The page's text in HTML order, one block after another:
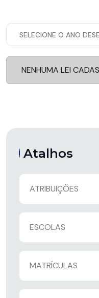
SELECIONE O ANO
NENHUMA LEI
Atalhos
ATRIBUIÇÕES
ESCOLAS
MATRÍCULAS